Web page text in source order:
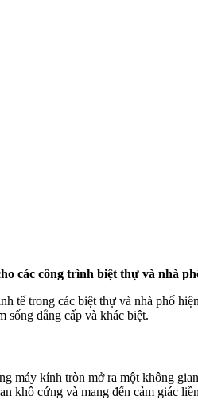
các công trình biệt thự và nhà
tế trong các biệt thự và nhà phố
sống đẳng cấp và khác biệt.
máy kính tròn mở ra một không
khô cứng và mang đến cảm giác